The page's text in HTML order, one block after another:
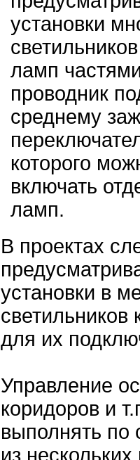
установки
ламп
проводник
среднему
которого
включать
ламп.
В проектах
установки в
для их
Управление
коридоров и
выполнять по
из